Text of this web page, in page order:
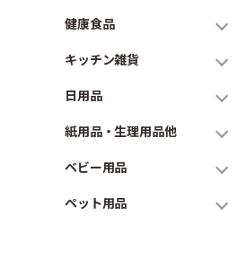
健康食品
キッチン雑貨
日用品
紙用品・生理用品他
ベビー用品
ペット用品